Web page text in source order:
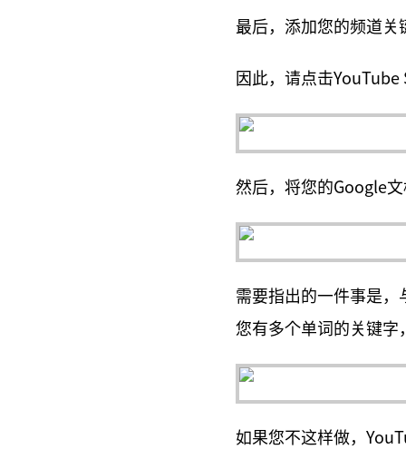
最后，添加您的频道关
因此，请点击
然后，将您的Google
需要指出的一件事是，
您有多个单词的关键字
如果您不这样做，